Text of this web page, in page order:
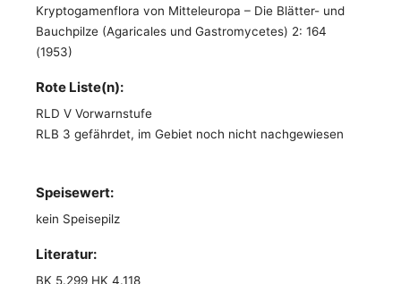
Kryptogamenflora von Mitteleuropa – Die Blätter- und
Bauchpilze (Agaricales und Gastromycetes) 2: 164
(1953)
Rote Liste(n):
RLD V Vorwarnstufe
RLB 3 gefährdet, im Gebiet noch nicht nachgewiesen
Speisewert:
kein Speisepilz
Literatur:
BK 5.299 HK 4.118